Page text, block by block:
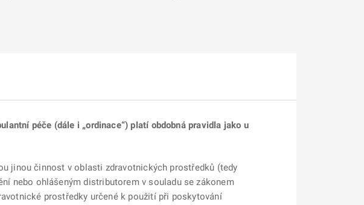
péče (dále i „ordinace“) platí obdobná pravidla jako u
jinou činnost v oblasti zdravotnických prostředků (tedy
nebo ohlášeným distributorem v souladu se zákonem
prostředky určené k použití při poskytování